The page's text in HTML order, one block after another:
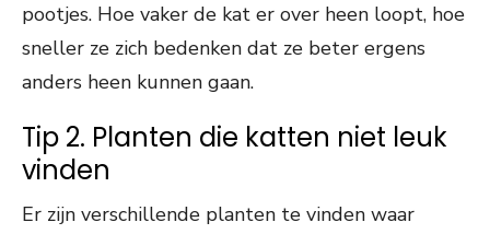
pootjes. Hoe vaker de kat er over heen loopt, hoe
sneller ze zich bedenken dat ze beter ergens
anders heen kunnen gaan.
Tip 2. Planten die katten niet leuk
vinden
Er zijn verschillende planten te vinden waar